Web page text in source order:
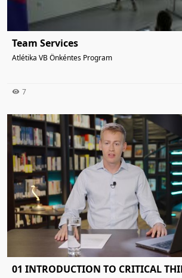
Team Services
Atlétika VB Önkéntes Program
7
01 INTRODUCTION TO CRITICAL